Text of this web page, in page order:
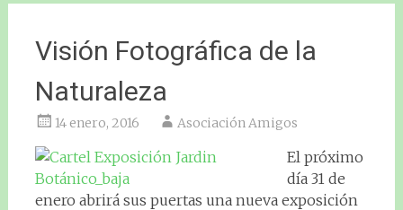
Visión Fotográfica de la
Naturaleza
14 enero, 2016 Asociación Amigos
El próximo
día 31 de
enero abrirá sus puertas una nueva exposición